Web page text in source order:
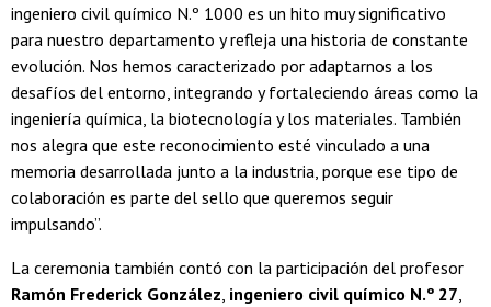
ingeniero civil químico N.º 1000 es un hito muy significativo
para nuestro departamento y refleja una historia de constante
evolución. Nos hemos caracterizado por adaptarnos a los
desafíos del entorno, integrando y fortaleciendo áreas como la
ingeniería química, la biotecnología y los materiales. También
nos alegra que este reconocimiento esté vinculado a una
memoria desarrollada junto a la industria, porque ese tipo de
colaboración es parte del sello que queremos seguir
impulsando”.
La ceremonia también contó con la participación del profesor
Ramón Frederick González, ingeniero civil químico N.º 27,